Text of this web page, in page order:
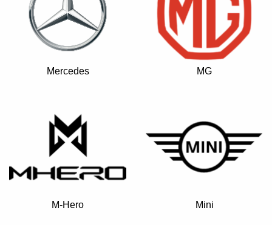
Mercedes MG
M-Hero Mini